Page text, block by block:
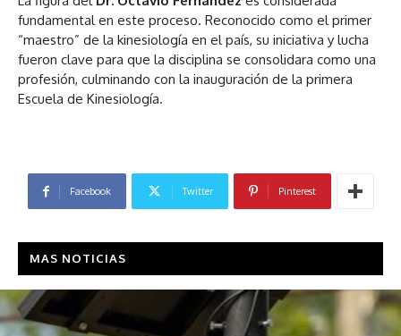
fundamental en este proceso. Reconocido como el primer
“maestro” de la kinesiología en el país, su iniciativa y lucha
fueron clave para que la disciplina se consolidara como una
profesión, culminando con la inauguración de la primera
Escuela de Kinesiología.
Facebook Twitter Pinterest
MAS NOTICIAS